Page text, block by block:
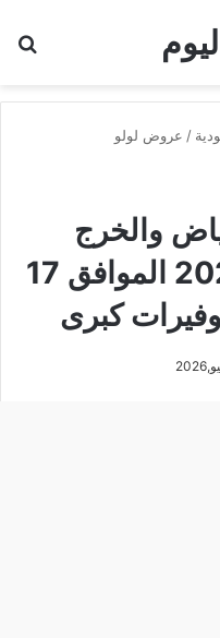
/ عروض لولو
والخرج
لأسبوعية 3 يونيو 2026 الموافق 17